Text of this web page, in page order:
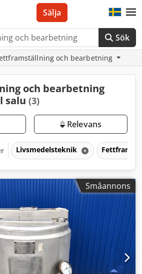
Sök
Sälja
och bearbetning
och bearbetning
salu (3)
Relevans
Livsmedelsteknik
Småannons